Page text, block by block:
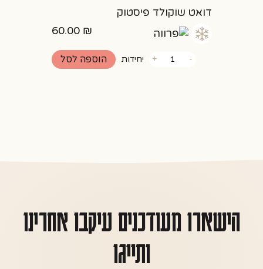
דואט שוקולד פיסטוק
60.00 ₪
-של
+ יחידות הוספה לסל
הישארו מעודכנים עיקבו אחרינו
ותייגו